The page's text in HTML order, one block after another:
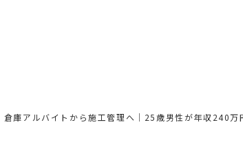
倉庫アルバイトから施工管理へ｜25歳男性が年収240